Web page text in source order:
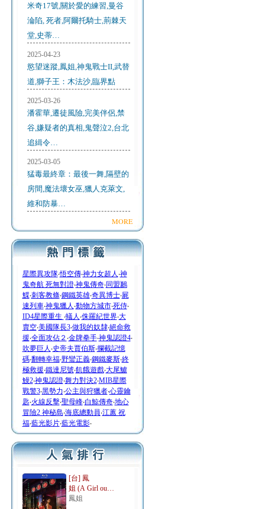
米奇17號,關於愛的練習,曼谷
淪陷, 死者,阿爾托騎士,荊棘天
堂,史蒂…
2025-04-23
慾望迷蹤,鳳姐,神鬼戰士II,武替
道,獅子王：木法沙,臨界點
2025-03-26
潘霍華,遷徒風險,完美伴侶,禁
谷,嫌疑者的真相,鬼聲泣2,台北
追緝令…
2025-03-05
猛毒最終章：最後一舞,隔壁的
房間,魔法壞女巫,獵人克萊文,
維和防暴…
MORE
星際異攻隊‧悟空傳‧神力女超人 ‧神
鬼奇航 死無對證‧神鬼傳奇‧同盟鶼
鰈‧刺客教條‧鋼鐵英雄‧奇異博士‧屍
速列車‧神鬼獵人 ‧動物方城市‧死侍‧
ID4星際重生 ‧蟻人 ‧侏羅紀世界‧大
賣空‧美國隊長3‧做我的奴隸‧絕命救
援‧全面攻佔２ ‧金牌拳手‧神鬼認證4‧
吹夢巨人 ‧史帝夫賈伯斯‧攔截記憶
碼‧翻轉幸福‧野蠻正義‧鋼鐵麥斯‧終
極救援‧鐵達尼號‧飢餓遊戲‧大尾鱸
鰻2‧神鬼認證‧舞力對決2‧MIB星際
戰警3‧黑勢力‧公主與狩獵者‧心靈鑰
匙‧火線反擊‧聖母峰‧白鯨傳奇‧地心
冒險2 神秘島‧海底總動員‧江蕙 祝
福‧藍光影片‧藍光電影‧
[台] 鳳
姐 (A Girl ou…
鳳姐